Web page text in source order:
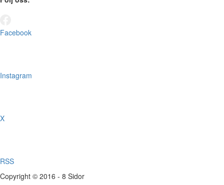
Facebook
Instagram
X
RSS
Copyright © 2016 - 8 Sidor